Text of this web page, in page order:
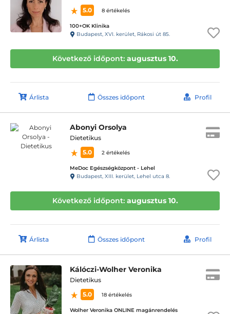
5.0
8 értékelés
100+OK Klinika
Budapest, XVI. kerület, Rákosi út 85.
Következő időpont: augusztus 10.
Árlista Összes időpont Profil
Abonyi Orsolya
Dietetikus
5.0
2 értékelés
MeDoc Egészségközpont - Lehel
Budapest, XIII. kerület, Lehel utca 8.
Következő időpont: augusztus 10.
Árlista Összes időpont Profil
Kálóczi-Wolher Veronika
Dietetikus
5.0
18 értékelés
Wolher Veronika ONLINE magánrendelés